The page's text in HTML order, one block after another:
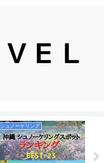
シュノーケリング